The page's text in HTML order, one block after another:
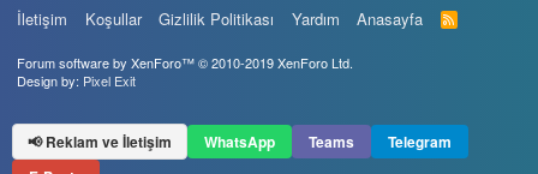
İletişim
Koşullar Gizlilik Politikası Yardım Anasayfa
R
S
Forum software by XenForo™© 2010-2019 XenForo Ltd.
Design by: Pixel Exit
📢 Reklam ve İletişim WhatsApp Teams
Telegram